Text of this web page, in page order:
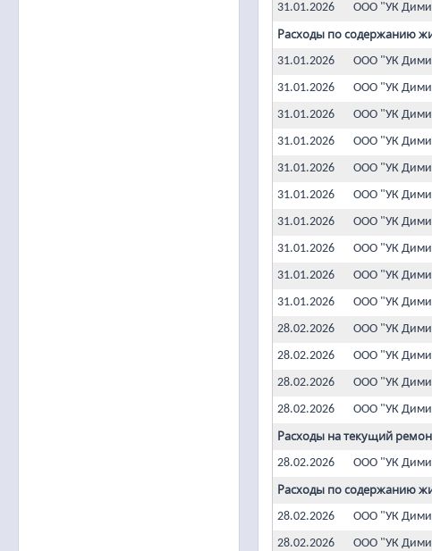
31.01.2026 ООО "УК
Расходы по содержанию
31.01.2026 ООО "УК
31.01.2026
ООО "УК
31.01.2026
ООО "УК
31.01.2026
ООО "УК
31.01.2026
ООО "УК
31.01.2026
ООО "УК
31.01.2026
ООО "УК
31.01.2026
ООО "УК
31.01.2026
ООО "УК
31.01.2026
ООО "УК
28.02.2026
ООО "УК
28.02.2026
ООО "УК
28.02.2026
ООО "УК
28.02.2026
ООО "УК
Расходы на текущий
28.02.2026 ООО "УК
Расходы по содержанию
28.02.2026 ООО "УК
28.02.2026
ООО "УК